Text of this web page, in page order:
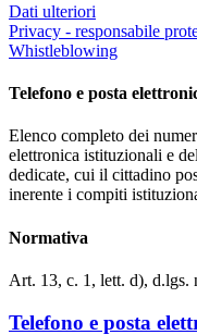
Dati ulteriori
Privacy - responsabile
Whistleblowing
Telefono e posta
Elenco completo dei
elettronica istituzionali e
dedicate, cui il cittadino
inerente i compiti
Normativa
Art. 13, c. 1, lett. d), d.lgs.
Telefono e posta